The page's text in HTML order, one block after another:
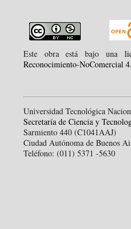
Este obra está bajo una
Reconocimiento-NoComercial
Universidad Tecnológica
Secretaría de Ciencia y
Sarmiento 440 (C1041AAJ)
Ciudad Autónoma de Buenos
Teléfono: (011) 5371 -5630